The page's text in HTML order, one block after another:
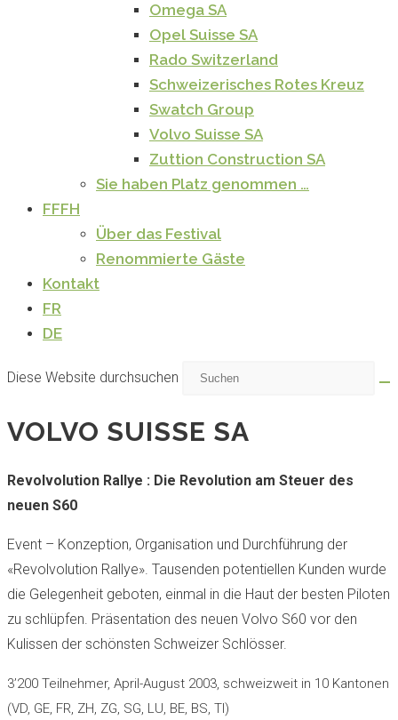
Omega SA
Opel Suisse SA
Rado Switzerland
Schweizerisches Rotes Kreuz
Swatch Group
Volvo Suisse SA
Zuttion Construction SA
Sie haben Platz genommen …
FFFH
Über das Festival
Renommierte Gäste
Kontakt
FR
DE
Diese Website durchsuchen
VOLVO SUISSE SA
Revolvolution Rallye : Die Revolution am Steuer des
neuen S60
Event – Konzeption, Organisation und Durchführung der
«Revolvolution Rallye». Tausenden potentiellen Kunden wurde
die Gelegenheit geboten, einmal in die Haut der besten Piloten
zu schlüpfen. Präsentation des neuen Volvo S60 vor den
Kulissen der schönsten Schweizer Schlösser.
3’200 Teilnehmer, April-August 2003, schweizweit in 10 Kantonen
(VD, GE, FR, ZH, ZG, SG, LU, BE, BS, TI)